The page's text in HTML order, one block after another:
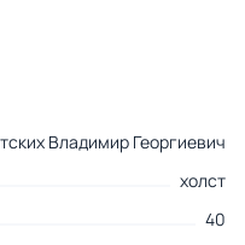
Владимир Георгиевич
холст
40